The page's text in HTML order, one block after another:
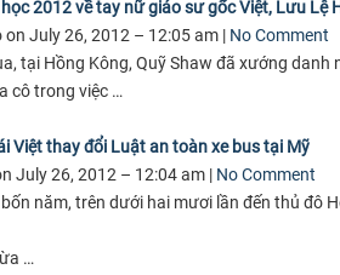
2012 về tay nữ giáo sư gốc Việt, Lưu Lệ
July 26, 2012 – 12:05 am | No Comment
tại Hồng Kông, Quỹ Shaw đã xướng
cô trong việc …
Việt thay đổi Luật an toàn xe bus tại Mỹ
July 26, 2012 – 12:04 am | No Comment
năm, trên dưới hai mươi lần đến thủ đô
…